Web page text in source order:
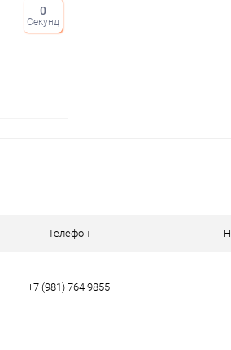
0
Секунд
Телефон
+7 (981) 764 9855